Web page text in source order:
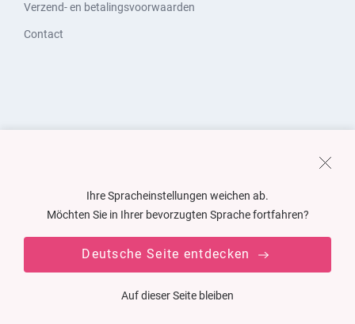
Verzend- en betalingsvoorwaarden
Contact
Ihre Spracheinstellungen weichen ab.
Möchten Sie in Ihrer bevorzugten Sprache fortfahren?
Deutsche Seite entdecken
Auf dieser Seite bleiben